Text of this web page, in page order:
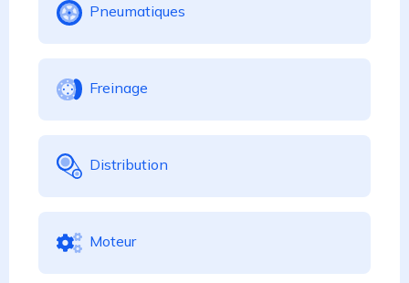
Pneumatiques
Freinage
Distribution
Moteur